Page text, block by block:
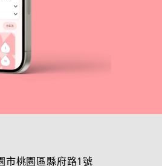
市桃園區縣府路1號